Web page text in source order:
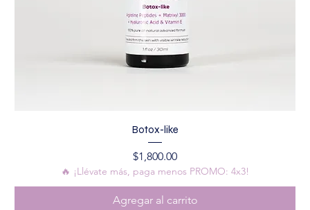
Botox-like
Precio
$1,800.00
🔥 ¡Llévate más, paga menos PROMO: 4x3!
Agregar al carrito